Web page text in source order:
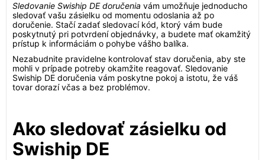
Sledovanie Swiship DE doručenia vám umožňuje jednoducho
sledovať vašu zásielku od momentu odoslania až po
doručenie. Stačí zadať sledovací kód, ktorý vám bude
poskytnutý pri potvrdení objednávky, a budete mať okamžitý
prístup k informáciám o pohybe vášho balíka.
Nezabudnite pravidelne kontrolovať stav doručenia, aby ste
mohli v prípade potreby okamžite reagovať. Sledovanie
Swiship DE doručenia vám poskytne pokoj a istotu, že váš
tovar dorazí včas a bez problémov.
Ako sledovať zásielku od
Swiship DE